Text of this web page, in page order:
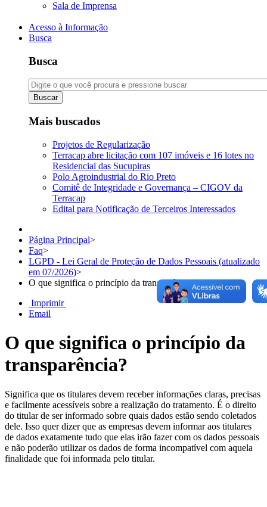
Sala de Imprensa
Acesso à Informação
Busca
Busca
Buscar
Mais buscados
Projetos de Regularização
Terracap abre licitação com 107 imóveis e 16 lotes no
Residencial das Sucupiras
Polo Agroindustrial do Rio Preto
Comitê de Integridade e Governança – CIGOV da
Terracap
Edital para Notificação de Terceiros Interessados
Página Principal>
Faq>
LGPD - Lei Geral de Proteção de Dados Pessoais (atualizado
em 07/2026)>
O que significa o princípio da transparência?
Imprimir
Email
O que significa o princípio da
transparência?
Significa que os titulares devem receber informações claras, precisas
e facilmente acessíveis sobre a realização do tratamento. É o direito
do titular de ser informado sobre quais dados estão sendo coletados
dele. Isso quer dizer que as empresas devem informar aos titulares
de dados exatamente tudo que elas irão fazer com os dados pessoais
e não poderão utilizar os dados de forma incompatível com aquela
finalidade que foi informada pelo titular.